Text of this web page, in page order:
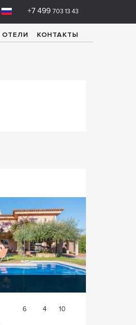
+7 499 703 13 43
ОТЕЛИ КОНТАКТЫ
6 4 10